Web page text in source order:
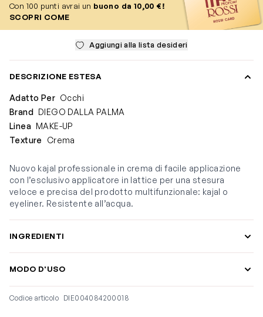
Con 100 punti avrai un buono da 10,00 €!
SCOPRI COME
Aggiungi alla lista desideri
DESCRIZIONE ESTESA
Adatto Per Occhi
Brand DIEGO DALLA PALMA
Linea MAKE-UP
Texture
Crema
Nuovo kajal professionale in crema di facile applicazione
con l’esclusivo applicatore in lattice per una stesura
veloce e precisa del prodotto multifunzionale: kajal o
eyeliner. Resistente all’acqua.
INGREDIENTI
MODO D'USO
Codice articolo DIE004084200018